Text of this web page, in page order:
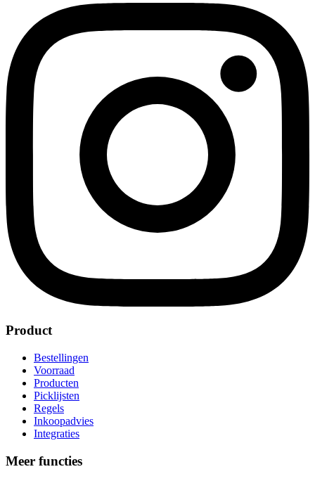
Product
Bestellingen
Voorraad
Producten
Picklijsten
Regels
Inkoopadvies
Integraties
Meer functies